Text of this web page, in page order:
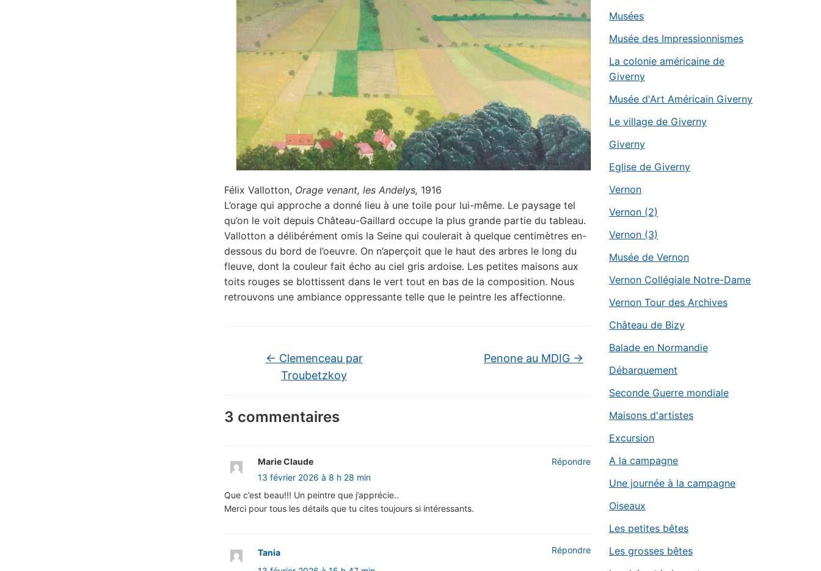
Félix Vallotton, Orage venant, les Andelys, 1916
L’orage qui approche a donné lieu à une toile pour lui-même. Le paysage tel
qu’on le voit depuis Château-Gaillard occupe la plus grande partie du tableau.
Vallotton a délibérément omis la Seine qui coulerait à quelque centimètres en-
dessous du bord de l’oeuvre. On n’aperçoit que le haut des arbres le long du
fleuve, dont la couleur fait écho au ciel gris ardoise. Les petites maisons aux
toits rouges se blottissent dans le vert tout en bas de la composition. Nous
retrouvons une ambiance oppressante telle que le peintre les affectionne.
← Clemenceau par
Troubetzkoy
Penone au MDIG →
3 commentaires
Marie Claude
13 février 2026 à 8 h 28 min
Que c’est beau!!! Un peintre que j’apprécie..
Merci pour tous les détails que tu cites toujours si intéressants.
Répondre
Tania
Répondre
Musées
Musée des Impressionnismes
La colonie américaine de
Giverny
Musée d'Art Américain Giverny
Le village de Giverny
Giverny
Eglise de Giverny
Vernon
Vernon (2)
Vernon (3)
Musée de Vernon
Vernon Collégiale Notre-Dame
Vernon Tour des Archives
Château de Bizy
Balade en Normandie
Débarquement
Seconde Guerre mondiale
Maisons d'artistes
Excursion
A la campagne
Une journée à la campagne
Oiseaux
Les petites bêtes
Les grosses bêtes